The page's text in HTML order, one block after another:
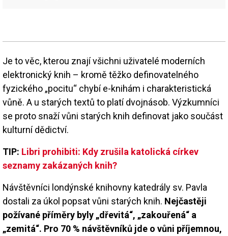
Je to věc, kterou znají všichni uživatelé moderních
elektronický knih – kromě těžko definovatelného
fyzického „pocitu“ chybí e-knihám i charakteristická
vůně. A u starých textů to platí dvojnásob. Výzkumníci
se proto snaží vůni starých knih definovat jako součást
kulturní dědictví.
TIP: Libri prohibiti: Kdy zrušila katolická církev
seznamy zakázaných knih?
Návštěvníci londýnské knihovny katedrály sv. Pavla
dostali za úkol popsat vůni starých knih. Nejčastěji
požívané příměry byly „dřevitá“, „zakouřená“ a
„zemitá“. Pro 70 % návštěvníků jde o vůni příjemnou,